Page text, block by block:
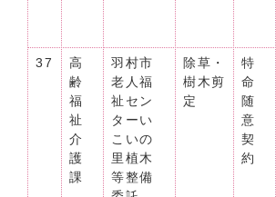
37
高
齢
福
祉
介
護
課
羽村市
老人福
祉セン
ターい
こいの
里植木
等整備
除草・
樹木剪
定
特
命
随
意
契
約